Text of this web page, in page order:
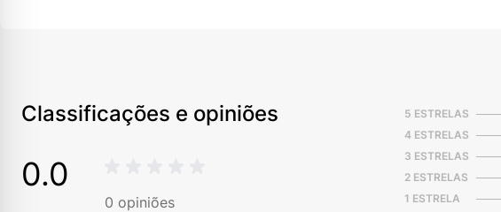
Classificações e opiniões
0.0
0 opiniões
5 ESTRELAS
4 ESTRELAS
3 ESTRELAS
2 ESTRELAS
1 ESTRELA